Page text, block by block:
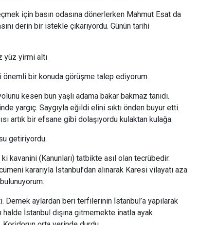
için basın odasına dönerlerken Mahmut Esat da
derin bir istekle çıkarıyordu. Günün tarihi
yüz yirmi altı
önemli bir konuda görüşme talep ediyorum.
kesen bun yaşlı adama bakar bakmaz tanıdı.
yargıç. Saygıyla eğildi elini sıktı önden buyur etti.
artık bir efsane gibi dolaşıyordu kulaktan kulağa.
getiriyordu.
kavanini (Kanunları) tatbikte asıl olan tecrübedir.
kararıyla İstanbul’dan alınarak Karesi vilayatı aza
Demek aylardan beri terfilerinin İstanbul’a yapılarak
halde İstanbul dışına gitmemekte inatla ayak